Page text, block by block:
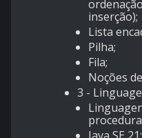
inserção);
Lista
Pilha;
Fila;
Noções
3 -